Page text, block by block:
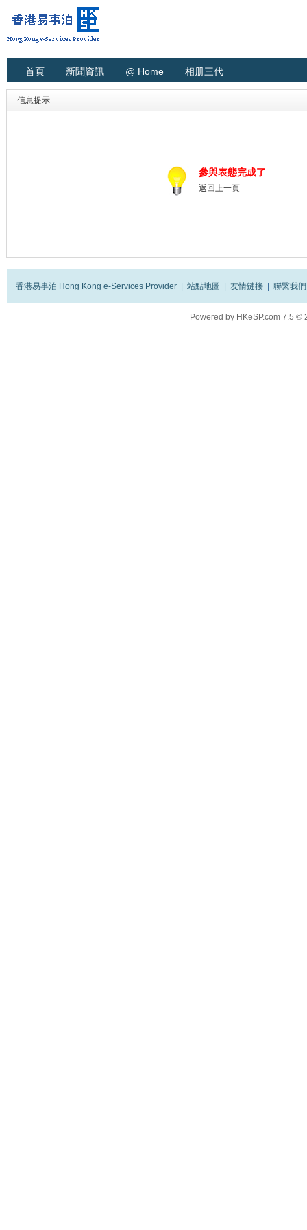
首頁 新聞資訊 @ Home 相册三代
信息提示
參與表態完成了
返回上一頁
香港易事泊 Hong Kong e-Services Provider 站點地圖 友情鏈接 聯繫我們
Powered by HKeSP.com 7.5 ©